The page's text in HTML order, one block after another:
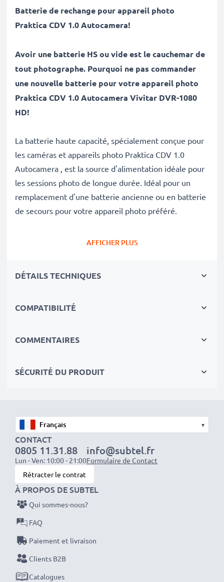
Batterie de rechange pour appareil photo
Praktica CDV 1.0 Autocamera!
Avoir une batterie HS ou vide est le cauchemar de
tout photographe. Pourquoi ne pas commander
une nouvelle batterie pour votre appareil photo
Praktica CDV 1.0 Autocamera Vivitar DVR-1080
HD!
La batterie haute capacité, spécialement conçue pour
les caméras et appareils photo Praktica CDV 1.0
Autocamera , est la source d'alimentation idéale pour
les sessions photo de longue durée. Idéal pour un
remplacement d'une batterie ancienne ou en batterie
de secours pour votre appareil photo préféré.
Avec cette batterie neuve de substitution CELLONIC,
une grandeCapacité: 900mAh
Fiabilité Garanties contre
✔Les batteries sont testées et contrôlées
Données techniques:
Marque:CELLONIC
Capacité: 900mAh
Tension: 3.6V - 3.7V
Couleur
Avec CELLONIC – vous avez une batterie neuve de
rechange pas chère et de grande qualité pour votre
AFFICHER PLUS
DÉTAILS TECHNIQUES
COMPATIBILITÉ
COMMENTAIRES
SÉCURITÉ DU PRODUIT
▾
CONTACT
0805 11.31.88
Lun - Ven: 10:00 - 21:00
info@subtel.fr
Formulaire de Contact
Rétracter le contrat
À PROPOS DE SUBTEL
Qui sommes-nous?
FAQ
Paiement et livraison
Clients B2B
Catalogues